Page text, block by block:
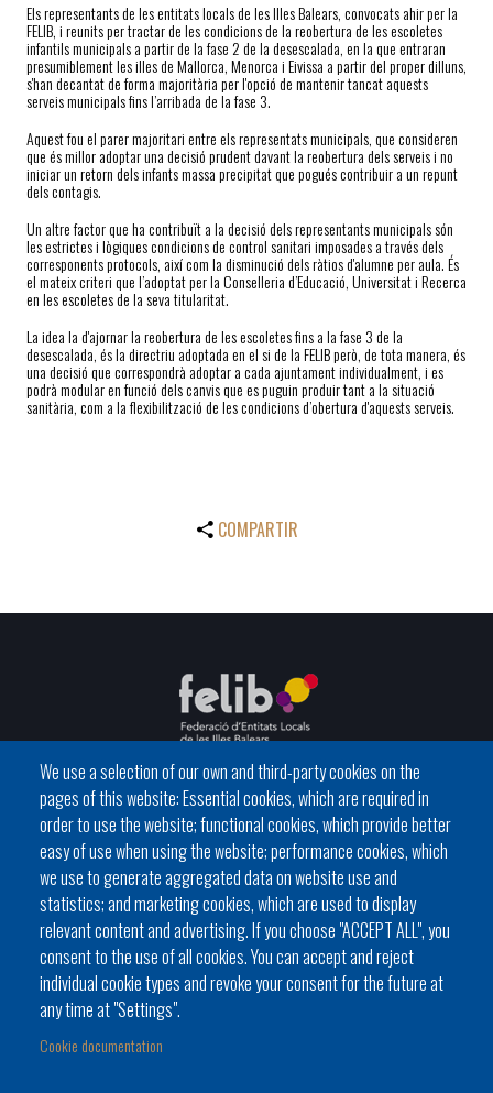
Els representants de les entitats locals de les Illes Balears, convocats ahir per la
FELIB, i reunits per tractar de les condicions de la reobertura de les escoletes
infantils municipals a partir de la fase 2 de la desescalada, en la que entraran
presumiblement les illes de Mallorca, Menorca i Eivissa a partir del proper dilluns,
s'han decantat de forma majoritària per l'opció de mantenir tancat aquests
serveis municipals fins l’arribada de la fase 3.
Aquest fou el parer majoritari entre els representats municipals, que consideren
que és millor adoptar una decisió prudent davant la reobertura dels serveis i no
iniciar un retorn dels infants massa precipitat que pogués contribuir a un repunt
dels contagis.
Un altre factor que ha contribuït a la decisió dels representants municipals són
les estrictes i lògiques condicions de control sanitari imposades a través dels
corresponents protocols, així com la disminució dels ràtios d'alumne per aula. És
el mateix criteri que l’adoptat per la Conselleria d’Educació, Universitat i Recerca
en les escoletes de la seva titularitat.
La idea la d'ajornar la reobertura de les escoletes fins a la fase 3 de la
desescalada, és la directriu adoptada en el si de la FELIB però, de tota manera, és
una decisió que correspondrà adoptar a cada ajuntament individualment, i es
podrà modular en funció dels canvis que es puguin produir tant a la situació
sanitària, com a la flexibilització de les condicions d’obertura d'aquests serveis.
COMPARTIR
We use a selection of our own and third-party cookies on the
pages of this website: Essential cookies, which are required in
order to use the website; functional cookies, which provide better
easy of use when using the website; performance cookies, which
we use to generate aggregated data on website use and
statistics; and marketing cookies, which are used to display
relevant content and advertising. If you choose "ACCEPT ALL", you
consent to the use of all cookies. You can accept and reject
individual cookie types and revoke your consent for the future at
any time at "Settings".
Cookie documentation
Footer
Local government
BATLES I BATLESSES
C / del General Riera, 111 07010 Palma
Phone 971 760911 - Fax 971 763102